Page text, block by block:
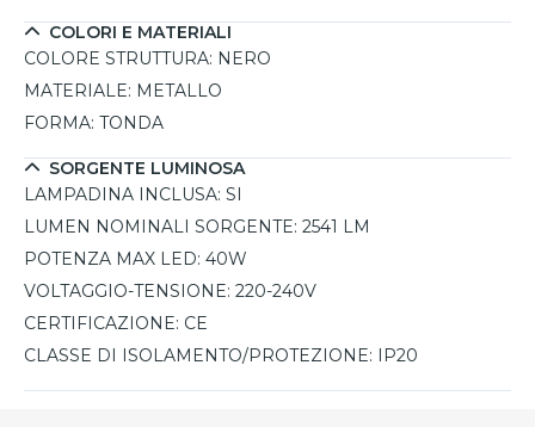
COLORI E MATERIALI
COLORE STRUTTURA: NERO
MATERIALE: METALLO
FORMA: TONDA
SORGENTE LUMINOSA
LAMPADINA INCLUSA: SI
LUMEN NOMINALI SORGENTE: 2541 LM
POTENZA MAX LED: 40W
VOLTAGGIO-TENSIONE: 220-240V
CERTIFICAZIONE: CE
CLASSE DI ISOLAMENTO/PROTEZIONE: IP20